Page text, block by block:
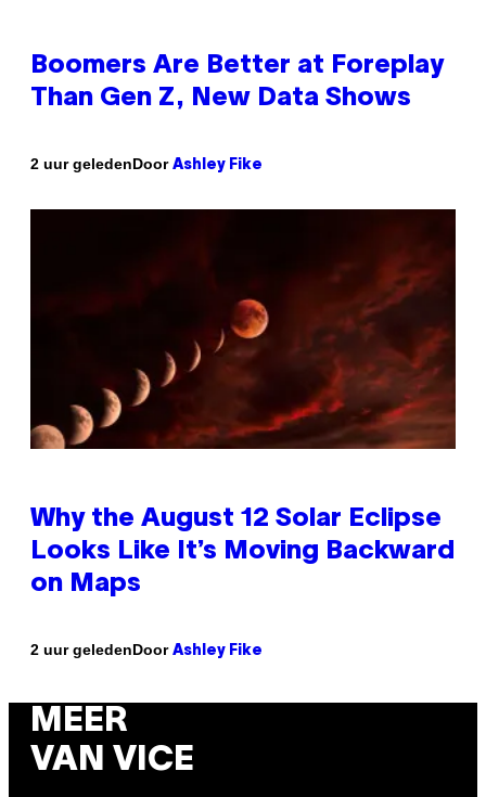
Boomers Are Better at Foreplay
Than Gen Z, New Data Shows
2 uur geledenDoor Ashley Fike
Why the August 12 Solar Eclipse
Looks Like It’s Moving Backward
on Maps
2 uur geledenDoor Ashley Fike
MEER
VAN VICE